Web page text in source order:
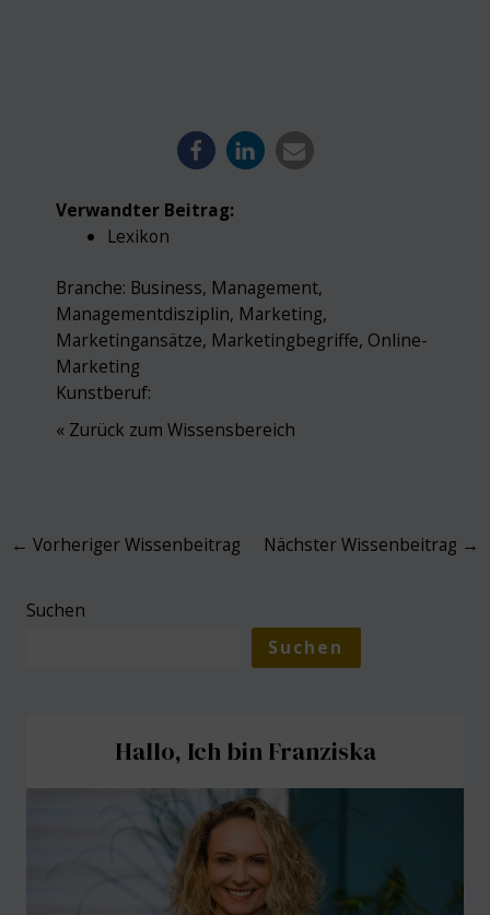
Verwandter Beitrag:
Lexikon
Branche: Business, Management,
Managementdisziplin, Marketing,
Marketingansätze, Marketingbegriffe, Online-
Marketing
Kunstberuf:
« Zurück zum Wissensbereich
Post
← Vorheriger Wissenbeitrag Nächster Wissenbeitrag →
Suchen
Suchen
Hallo, Ich bin Franziska